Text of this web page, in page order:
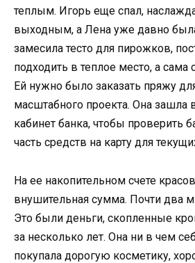
теплым. Игорь еще спал,
выходным, а Лена уже давно
замесила тесто для пирожков,
подходить в теплое место, а сама
Ей нужно было заказать пряжу
масштабного проекта. Она зашла
кабинет банка, чтобы проверить
часть средств на карту для
На ее накопительном счете
внушительная сумма. Почти два
Это были деньги, скопленные
за несколько лет. Она ни в чем
покупала дорогую косметику,